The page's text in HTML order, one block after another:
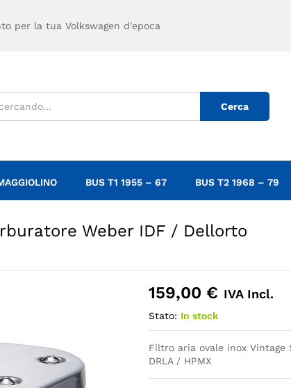
per la tua Volkswagen d'epoca
Cerca
BUS T1 1955 – 67 BUS T2 1968 – 79
Weber IDF / Dellorto
159,00 € IVA Incl.
Stato: In stock
Filtro aria ovale inox
DRLA / HPMX